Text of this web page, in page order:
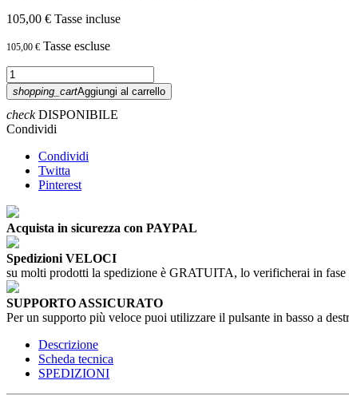
105,00 € Tasse incluse
105,00 € Tasse escluse
shopping_cartAggiungi al carrello
checkDISPONIBILE
Condividi
Condividi
Twitta
Pinterest
Acquista in sicurezza con PAYPAL
Spedizioni VELOCI
su molti prodotti la spedizione è GRATUITA, lo verificherai in fase
SUPPORTO ASSICURATO
Per un supporto più veloce puoi utilizzare il pulsante in basso a
Descrizione
Scheda tecnica
SPEDIZIONI